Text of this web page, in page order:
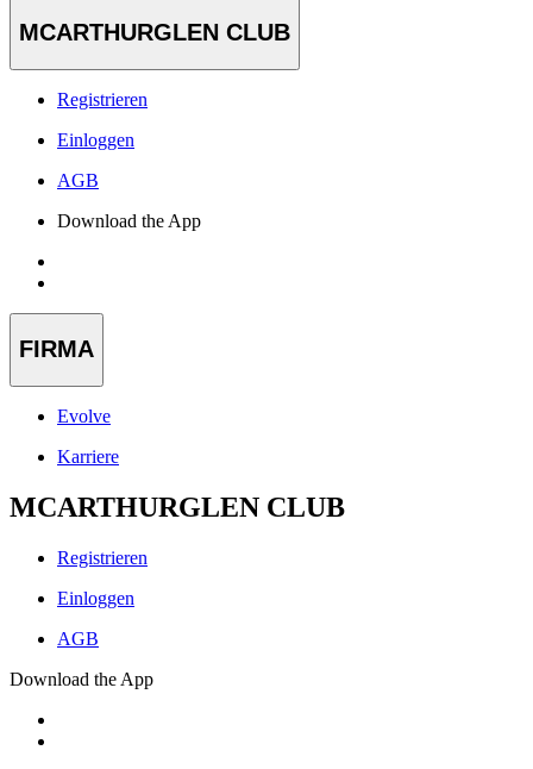
MCARTHURGLEN CLUB
Registrieren
Einloggen
AGB
Download the App
FIRMA
Evolve
Karriere
MCARTHURGLEN CLUB
Registrieren
Einloggen
AGB
Download the App